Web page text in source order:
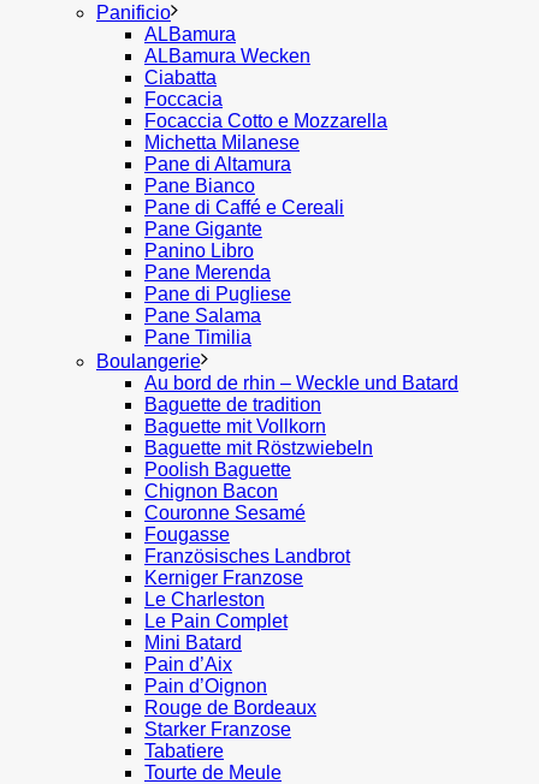
Panificio
ALBamura
ALBamura Wecken
Ciabatta
Foccacia
Focaccia Cotto e Mozzarella
Michetta Milanese
Pane di Altamura
Pane Bianco
Pane di Caffé e Cereali
Pane Gigante
Panino Libro
Pane Merenda
Pane di Pugliese
Pane Salama
Pane Timilia
Boulangerie
Au bord de rhin – Weckle und Batard
Baguette de tradition
Baguette mit Vollkorn
Baguette mit Röstzwiebeln
Poolish Baguette
Chignon Bacon
Couronne Sesamé
Fougasse
Französisches Landbrot
Kerniger Franzose
Le Charleston
Le Pain Complet
Mini Batard
Pain d’Aix
Pain d’Oignon
Rouge de Bordeaux
Starker Franzose
Tabatiere
Tourte de Meule